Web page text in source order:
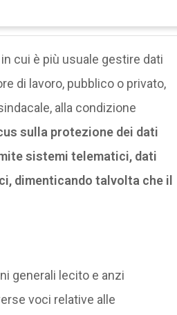
cui è più usuale gestire dati
di lavoro, pubblico o privato,
alla condizione
sulla protezione dei dati
sistemi telematici, dati
dimenticando talvolta che il
generali lecito e anzi
voci relative alle